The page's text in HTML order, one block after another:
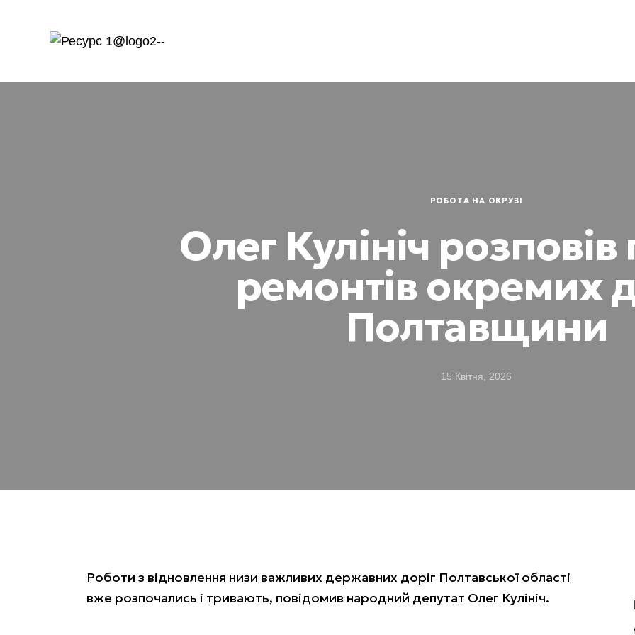
РОБОТА НА ОКРУЗІ
Олег Кулініч розповів
ремонтів окремих
Полтавщини
15 Квітня, 2026
Роботи з відновлення низи важливих державних доріг Полтавської області
вже розпочались і тривають, повідомив народний депутат Олег Кулініч.